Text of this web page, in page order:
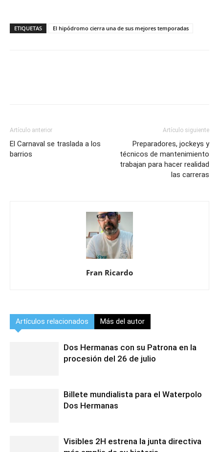
ETIQUETAS El hipódromo cierra una de sus mejores temporadas
Artículo anterior
El Carnaval se traslada a los
barrios
Artículo siguiente
Preparadores, jockeys y
técnicos de mantenimiento
trabajan para hacer realidad
las carreras
Fran Ricardo
Artículos relacionados Más del autor
Dos Hermanas con su Patrona en la
procesión del 26 de julio
Billete mundialista para el Waterpolo
Dos Hermanas
Visibles 2H estrena la junta directiva